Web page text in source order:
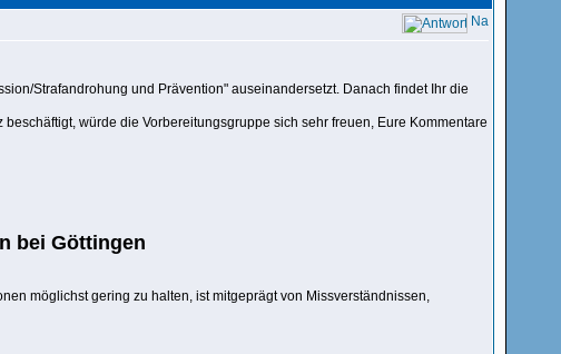
Strafandrohung und Prävention" auseinandersetzt. Danach findet Ihr die
würde die Vorbereitungsgruppe sich sehr freuen, Eure Kommentare
bei Göttingen
möglichst gering zu halten, ist mitgeprägt von Missverständnissen,